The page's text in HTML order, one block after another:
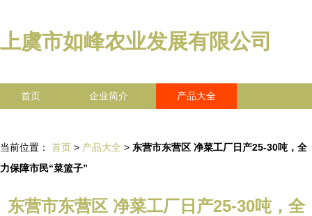
上虞市如峰农业发展有限公司
首页 企业简介 产品大全
当前位置： 首页 > 产品大全 > 东营市东营区 净菜工厂日产25-30吨，全
力保障市民“菜篮子”
东营市东营区 净菜工厂日产25-30吨，全